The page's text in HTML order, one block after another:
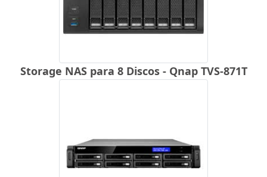
Storage NAS para 8 Discos - Qnap TVS-871T